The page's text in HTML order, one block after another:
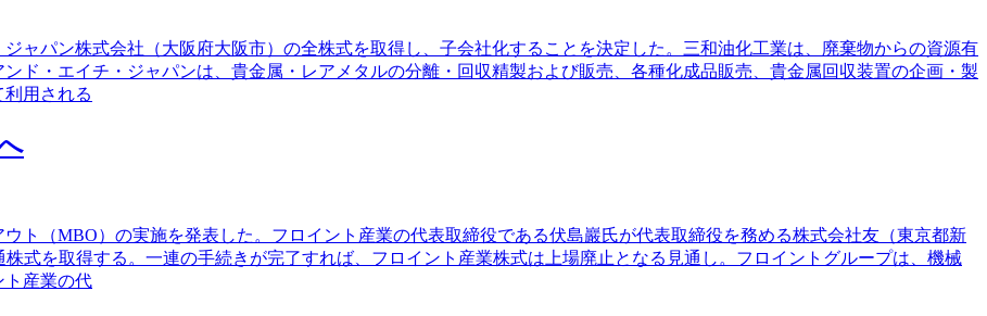
ャパン株式会社（大阪府大阪市）の全株式を取得し、子会社化することを決定した。三和油化工業は、廃棄物からの資源有
ド・エイチ・ジャパンは、貴金属・レアメタルの分離・回収精製および販売、各種化成品販売、貴金属回収装置の企画・製
用される
ト（MBO）の実施を発表した。フロイント産業の代表取締役である伏島巖氏が代表取締役を務める株式会社友（東京都新
式を取得する。一連の手続きが完了すれば、フロイント産業株式は上場廃止となる見通し。フロイントグループは、機械
ト産業の代